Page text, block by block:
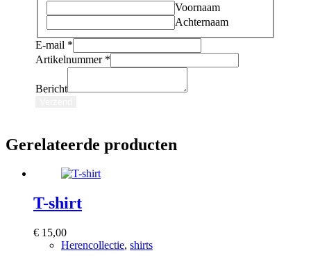
Voornaam
Achternaam
E-mail *
Artikelnummer *
E-
Bericht
Gerelateerde producten
T-shirt
€ 15,00
Herencollectie, shirts